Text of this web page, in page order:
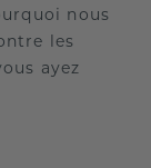
nous
les
ayez